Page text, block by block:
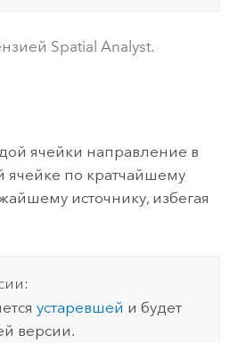
Spatial Analyst.
ячейки направление в
ячейке по кратчайшему
источнику, избегая
устаревшей и будет
версии.